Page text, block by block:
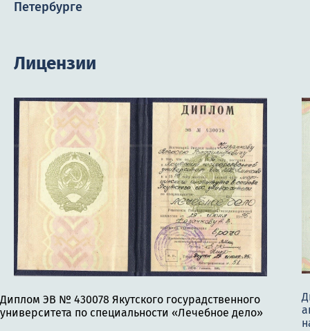
Петербурге
Лицензии
Диплом ЭВ № 430078 Якутского госурадственного
университета по специальности «Лечебное дело»